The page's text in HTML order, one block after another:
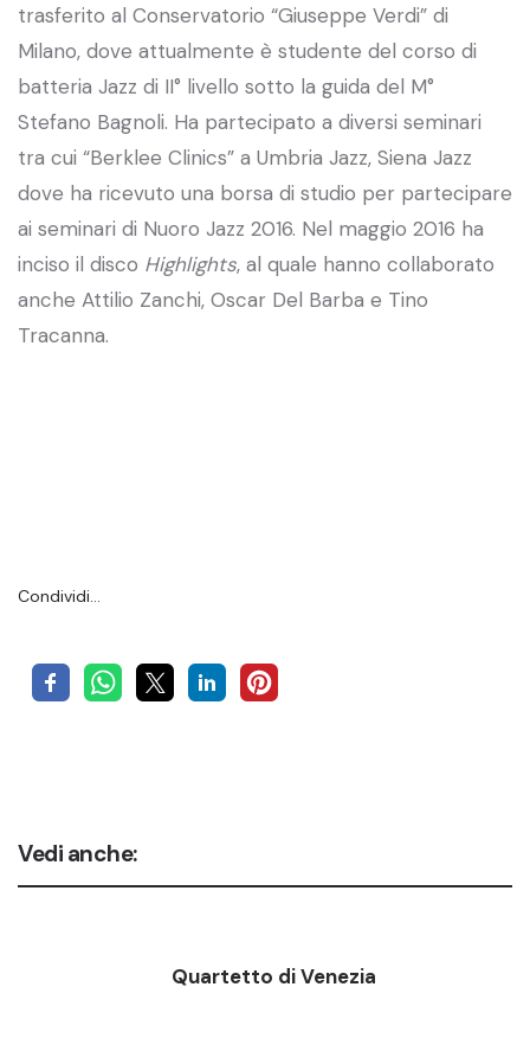
trasferito al Conservatorio “Giuseppe Verdi” di
Milano, dove attualmente è studente del corso di
batteria Jazz di II° livello sotto la guida del M°
Stefano Bagnoli. Ha partecipato a diversi seminari
tra cui “Berklee Clinics” a Umbria Jazz, Siena Jazz
dove ha ricevuto una borsa di studio per partecipare
ai seminari di Nuoro Jazz 2016. Nel maggio 2016 ha
inciso il disco Highlights, al quale hanno collaborato
anche Attilio Zanchi, Oscar Del Barba e Tino
Tracanna.
Condividi…
Vedi anche:
Quartetto di Venezia